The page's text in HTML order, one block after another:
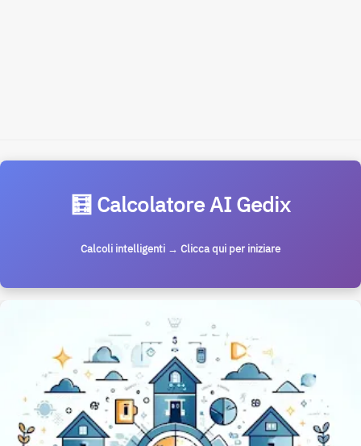
🧮 Calcolatore AI Gedix
Calcoli intelligenti → Clicca qui per iniziare